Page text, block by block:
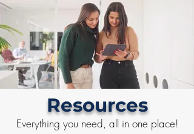
Resources
Everything you need, all in one place!